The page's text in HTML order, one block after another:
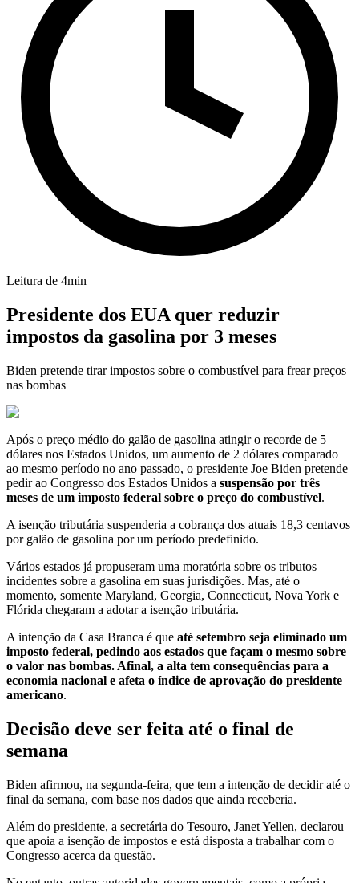
Leitura de 4min
Presidente dos EUA quer reduzir
impostos da gasolina por 3 meses
Biden pretende tirar impostos sobre o combustível para frear preços
nas bombas
Após o preço médio do galão de gasolina atingir o recorde de 5
dólares nos Estados Unidos, um aumento de 2 dólares comparado
ao mesmo período no ano passado, o presidente Joe Biden pretende
pedir ao Congresso dos Estados Unidos a suspensão por três
meses de um imposto federal sobre o preço do combustível.
A isenção tributária suspenderia a cobrança dos atuais 18,3 centavos
por galão de gasolina por um período predefinido.
Vários estados já propuseram uma moratória sobre os tributos
incidentes sobre a gasolina em suas jurisdições. Mas, até o
momento, somente Maryland, Georgia, Connecticut, Nova York e
Flórida chegaram a adotar a isenção tributária.
A intenção da Casa Branca é que até setembro seja eliminado um
imposto federal, pedindo aos estados que façam o mesmo sobre
o valor nas bombas. Afinal, a alta tem consequências para a
economia nacional e afeta o índice de aprovação do presidente
americano.
Decisão deve ser feita até o final de
semana
Biden afirmou, na segunda-feira, que tem a intenção de decidir até o
final da semana, com base nos dados que ainda receberia.
Além do presidente, a secretária do Tesouro, Janet Yellen, declarou
que apoia a isenção de impostos e está disposta a trabalhar com o
Congresso acerca da questão.